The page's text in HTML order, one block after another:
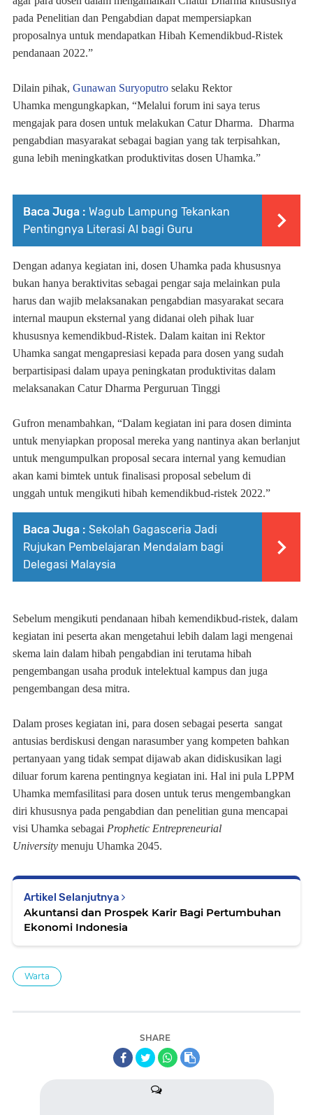
pada Penelitian dan Pengabdian dapat mempersiapkan
proposalnya untuk mendapatkan Hibah Kemendikbud-Ristek
pendanaan 2022.”
Dilain pihak, Gunawan Suryoputro selaku Rektor
Uhamka mengungkapkan, “Melalui forum ini saya terus
mengajak para dosen untuk melakukan CaturDharma. Dharma
pengabdian masyarakat sebagai bagian yang tak terpisahkan,
guna lebih meningkatkan produktivitas dosen Uhamka.”
Baca Juga : Wagub Lampung Tekankan
Pentingnya Literasi AI bagi Guru
Dengan adanya kegiatan ini, dosen Uhamka pada khususnya
bukan hanya beraktivitas sebagai pengar saja melainkan pula
harus dan wajib melaksanakan pengabdian masyarakat secara
internal maupun eksternal yang didanai oleh pihak luar
khususnya kemendikbud-Ristek. Dalam kaitan ini Rektor
Uhamka sangat mengapresiasi kepada para dosen yang sudah
berpartisipasi dalam upaya peningkatan produktivitas dalam
melaksanakan Catur Dharma Perguruan Tinggi
Gufron menambahkan, “Dalam kegiatan ini para dosen diminta
untuk menyiapkan proposal mereka yang nantinya akan berlanjut
untuk mengumpulkan proposal secara internal yang kemudian
akan kami bimtek untuk finalisasi proposal sebelum di
unggah untuk mengikuti hibah kemendikbud-ristek 2022.”
Baca Juga : Sekolah Gagasceria Jadi
Rujukan Pembelajaran Mendalam bagi
Delegasi Malaysia
Sebelum mengikuti pendanaan hibah kemendikbud-ristek, dalam
kegiatan ini peserta akan mengetahui lebih dalam lagi mengenai
skema lain dalam hibah pengabdian ini terutama hibah
pengembangan usaha produk intelektual kampus dan juga
pengembangan desa mitra.
Dalam proses kegiatan ini, para dosen sebagai peserta sangat
antusias berdiskusi dengan narasumber yang kompeten bahkan
pertanyaan yang tidak sempat dijawab akan didiskusikan lagi
diluar forum karena pentingnya kegiatan ini. Hal ini pula LPPM
Uhamka memfasilitasi para dosen untuk terus mengembangkan
diri khususnya pada pengabdian dan penelitian guna mencapai
visi Uhamka sebagai Prophetic Entrepreneurial
University menuju Uhamka 2045.
Artikel Selanjutnya
Akuntansi dan Prospek Karir Bagi Pertumbuhan
Ekonomi Indonesia
Warta
SHARE